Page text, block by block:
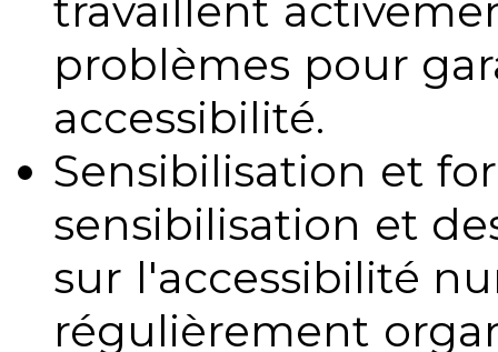
travaillent
problèmes pour
accessibilité.
Sensibilisation et
sensibilisation et
sur l'accessibilité
régulièrement